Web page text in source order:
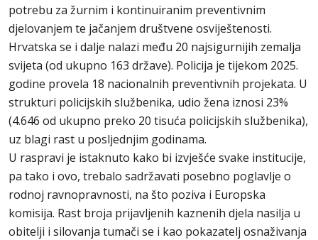
potrebu za žurnim i kontinuiranim preventivnim
djelovanjem te jačanjem društvene osviještenosti.
Hrvatska se i dalje nalazi među 20 najsigurnijih zemalja
svijeta (od ukupno 163 države). Policija je tijekom 2025.
godine provela 18 nacionalnih preventivnih projekata. U
strukturi policijskih službenika, udio žena iznosi 23%
(4.646 od ukupno preko 20 tisuća policijskih službenika),
uz blagi rast u posljednjim godinama.
U raspravi je istaknuto kako bi izvješće svake institucije,
pa tako i ovo, trebalo sadržavati posebno poglavlje o
rodnoj ravnopravnosti, na što poziva i Europska
komisija. Rast broja prijavljenih kaznenih djela nasilja u
obitelji i silovanja tumači se i kao pokazatelj osnaživanja